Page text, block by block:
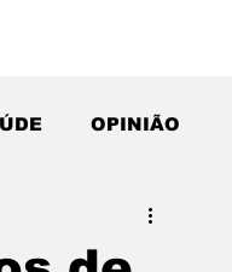
OPINIÃO